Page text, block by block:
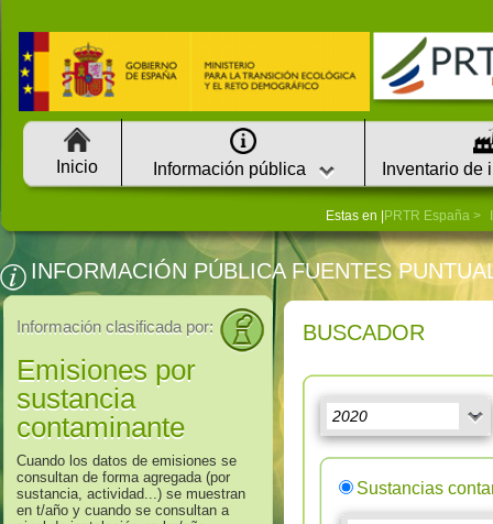
Inicio Información pública Inventario de
Estas en | PRTR España
INFORMACIÓN PÚBLICA FUENTES
Información clasificada por:
Emisiones por
sustancia
contaminante
Cuando los datos de emisiones se
consultan de forma agregada (por
sustancia, actividad...) se muestran
en t/año y cuando se consultan a
BUSCADOR
Sustancias